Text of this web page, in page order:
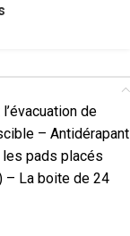
de
– Antidérapant
les pads placés
– La boite de 24